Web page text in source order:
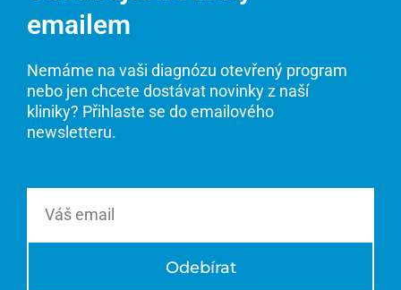
emailem
Nemáme na vaši diagnózu otevřený program
nebo jen chcete dostávat novinky z naší
kliniky? Přihlaste se do emailového
newsletteru.
Odebírat